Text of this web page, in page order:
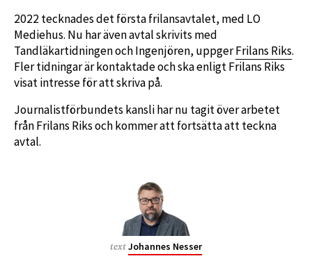
2022 tecknades det första frilansavtalet, med LO
Mediehus. Nu har även avtal skrivits med
Tandläkartidningen och Ingenjören, uppgerFrilans Riks.
Fler tidningar är kontaktade och ska enligt Frilans Riks
visat intresse för att skriva på.
Journalistförbundets kansli har nu tagit över arbetet
från Frilans Riks och kommer att fortsätta att teckna
avtal.
text Johannes Nesser